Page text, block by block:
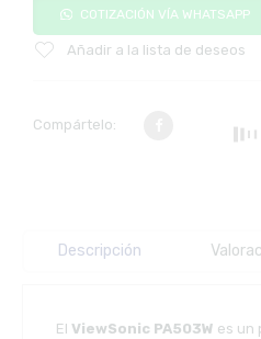
COTIZACIÓN VÍA WHATSAPP
Añadir a la lista de deseos
Compártelo:
Descripción
El ViewSonic PA503W es un